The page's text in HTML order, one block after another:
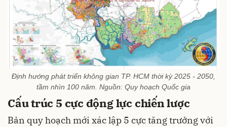
Định hướng phát triển không gian TP. HCM thời kỳ 2025 - 2050,
tầm nhìn 100 năm. Nguồn: Quy hoạch Quốc gia
Cấu trúc 5 cực động lực chiến lược
Bản quy hoạch mới xác lập 5 cực tăng trưởng với